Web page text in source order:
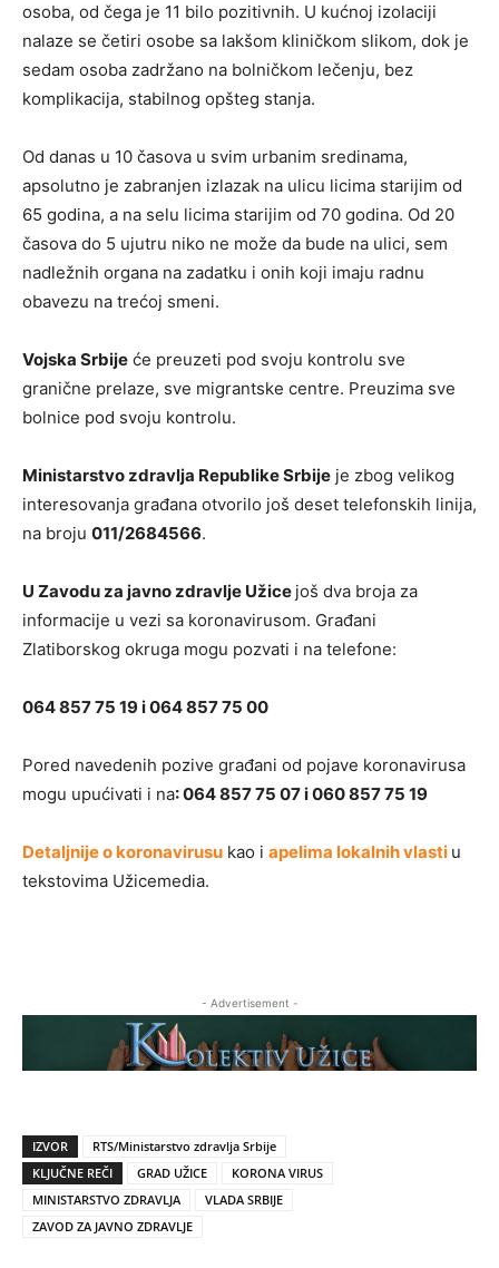
osoba, od čega je 11 bilo pozitivnih. U kućnoj izolaciji
nalaze se četiri osobe sa lakšom kliničkom slikom, dok je
sedam osoba zadržano na bolničkom lečenju, bez
komplikacija, stabilnog opšteg stanja.
Od danas u 10 časova u svim urbanim sredinama,
apsolutno je zabranjen izlazak na ulicu licima starijim od
65 godina, a na selu licima starijim od 70 godina. Od 20
časova do 5 ujutru niko ne može da bude na ulici, sem
nadležnih organa na zadatku i onih koji imaju radnu
obavezu na trećoj smeni.
Vojska Srbije će preuzeti pod svoju kontrolu sve
granične prelaze, sve migrantske centre. Preuzima sve
bolnice pod svoju kontrolu.
Ministarstvo zdravlja Republike Srbije je zbog velikog
interesovanja građana otvorilo još deset telefonskih linija,
na broju 011/2684566.
U Zavodu za javno zdravlje Užice još dva broja za
informacije u vezi sa koronavirusom. Građani
Zlatiborskog okruga mogu pozvati i na telefone:
064 857 75 19 i 064 857 75 00
Pored navedenih pozive građani od pojave koronavirusa
mogu upućivati i na: 064 857 75 07 i 060 857 75 19
Detaljnije o koronavirusu kao i apelima lokalnih vlasti u
tekstovima Užicemedia.
- Advertisement -
IZVOR
RTS/Ministarstvo zdravlja Srbije
KLJUČNE REČI
GRAD UŽICE
KORONA VIRUS
MINISTARSTVO ZDRAVLJA
VLADA SRBIJE
ZAVOD ZA JAVNO ZDRAVLJE